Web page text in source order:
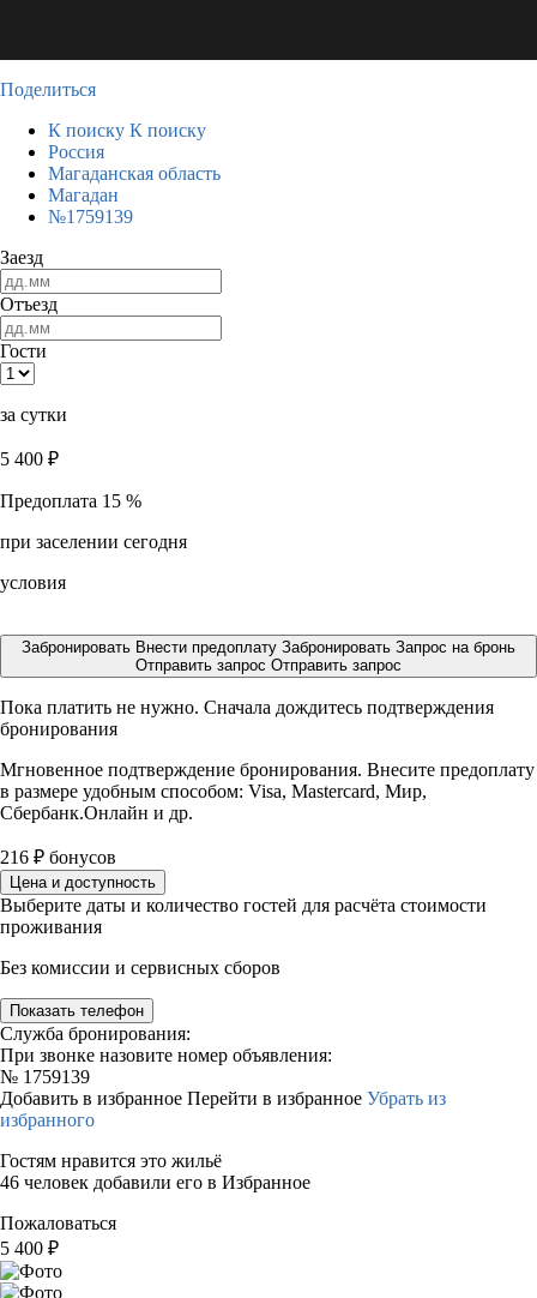
Поделиться
К поиску К поиску
Россия
Магаданская область
Магадан
№1759139
Заезд
Отъезд
Гости
за сутки
5 400 ₽
Предоплата 15 %
при заселении сегодня
условия
Забронировать Внести предоплату Забронировать Запрос на бронь
Отправить запрос Отправить запрос
Пока платить не нужно. Сначала дождитесь подтверждения
бронирования
Мгновенное подтверждение бронирования. Внесите предоплату
в размере удобным способом: Visa, Mastercard, Мир,
Сбербанк.Онлайн и др.
216 ₽ бонусов
Цена и доступность
Выберите даты и количество гостей для расчёта стоимости
проживания
Без комиссии и сервисных сборов
Показать телефон
Служба бронирования:
При звонке назовите номер объявления:
№ 1759139
Добавить в избранное Перейти в избранное Убрать из
избранного
Гостям нравится это жильё
46 человек добавили его в Избранное
Пожаловаться
5 400 ₽